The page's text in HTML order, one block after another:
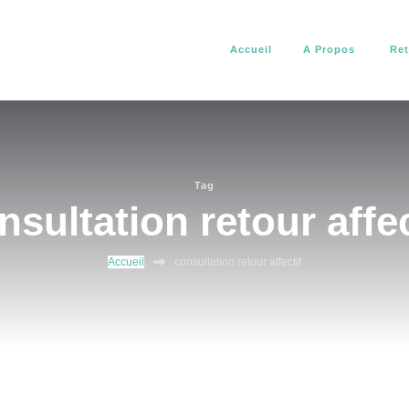
Accueil A Propos
Tag
retour
Accueil consultation retour affectif